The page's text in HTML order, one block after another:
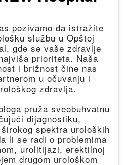
pozivamo da istražite
službu u Opštoj
gde se vaše zdravlje
prioriteta. Naša
i brižnost čine nas
u očuvanju i
zdravlja.
pruža sveobuhvatnu
dijagnostiku,
spektra uroloških
li se radi o problemima
urolitijazi, erektilnoj
drugom urološkom